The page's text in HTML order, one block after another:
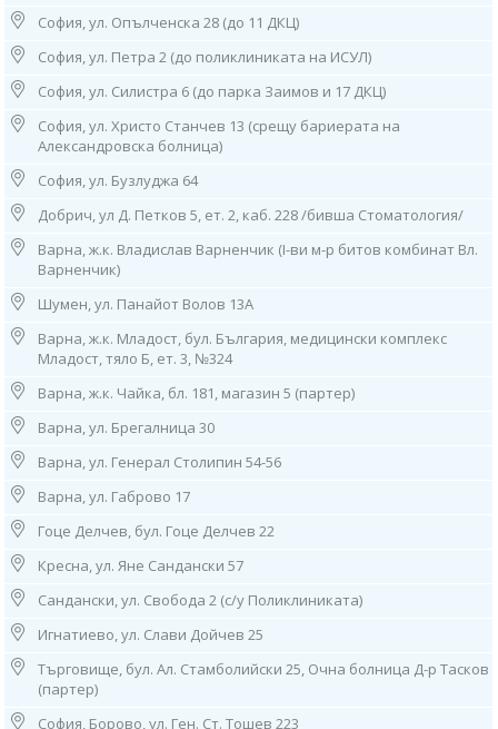
6. София, ж.к. "Лозенец",
жилищна група "Южен Парк",
бл. 44, ет. 1 (в Дерматологична Клиника - "Южен Парк"),
тел: 0882 115 120
09.00ч до 13.00ч /от понеделник до петък/
7. София, ж.к. "Младост" 1,
ул. "Стоян Чомаков“
(срещу входа на спешното на Окръжна болница),
тел: 0882 244 828
Работно време:
07.30ч до 15.30ч /от понеделник до петък/
8. София, ж.к. “Банишора”, ул. “Братя Миладинови” 104-106 (зад 2
МБАЛ)
тел: 0882 861 675
Работно време: 08.00ч до 16.00ч /от понеделник до петък/
(до 31 ДКЦ), тел: 0882 862 234
Работно време: 08.00ч до 16.00ч /от понеделник до петък/
10. София, ж.к. “Гоце Делчев”, ул. “Костенски Водопад”, бл. 242 (срещу
29 ДКЦ)
тел: 0884 011 499
11. София, ж.к. “Люлин” 2, бл. 217, вх. Д, ет. 1 (до 26 ДКЦ)
тел: 0886 550 774
Работно време: 08.00ч до 16.00ч /от понеделник до петък/
12. София, ж.к. “Младост” 1, бл. 53 (зад бивша 27ДКЦ)
тел: 0884 649 340
Работно време:
София, ул. Опълченска 28 (до 11 ДКЦ)
София, ул. Петра 2 (до поликлиниката на ИСУЛ)
София, ул. Силистра 6 (до парка Заимов и 17 ДКЦ)
София, ул. Христо Станчев 13 (срещу бариерата на
Александровска болница)
София, ул. Бузлуджа 64
Добрич, ул Д. Петков 5, ет. 2, каб. 228 /бивша Стоматология/
Варна, ж.к. Владислав Варненчик (I-ви м-р битов комбинат Вл.
Варненчик)
Шумен, ул. Панайот Волов 13А
Варна, ж.к. Младост, бул. България, медицински комплекс
Младост, тяло Б, ет. 3, №324
Варна, ж.к. Чайка, бл. 181, магазин 5 (партер)
Варна, ул. Брегалница 30
Варна, ул. Генерал Столипин 54-56
Варна, ул. Габрово 17
Гоце Делчев, бул. Гоце Делчев 22
Кресна, ул. Яне Сандански 57
Сандански, ул. Свобода 2 (с/у Поликлиниката)
Игнатиево, ул. Слави Дойчев 25
Търговище, бул. Ал. Стамболийски 25, Очна болница Д-р Тасков
(партер)
София, Борово, ул. Ген. Ст. Тошев 223